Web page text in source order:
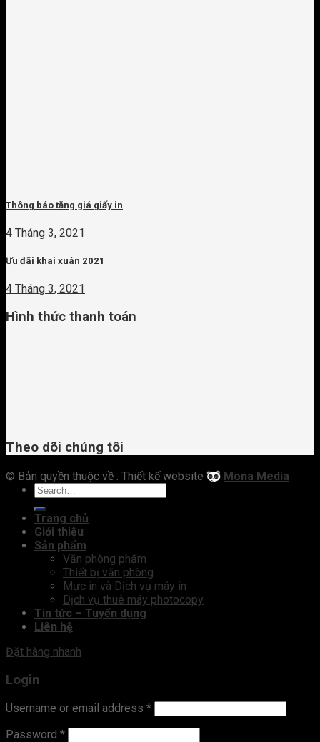
Thông báo tăng giá giấy in
4 Tháng 3, 2021
Ưu đãi khai xuân 2021
4 Tháng 3, 2021
Hình thức thanh toán
Theo dõi chúng tôi
© Bản quyền thuộc về . Thiết kế website Mona Media
Trang chủ
Giới thiệu
Sản phẩm
Văn phòng phẩm
Thiết bị văn phòng
Mực in và Dịch vụ máy in
Dịch vụ thuê máy photocopy
Tin tức – Tuyển dụng
Liên hệ
Đặt hàng nhanh
Login
Username or email address *
Password *